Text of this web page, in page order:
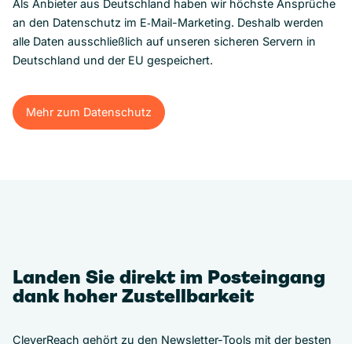
Als Anbieter aus Deutschland haben wir höchste Ansprüche
an den Datenschutz im E‑Mail-Marketing. Deshalb werden
alle Daten ausschließlich auf unseren sicheren Servern in
Deutschland und der EU gespeichert.
Mehr zum Datenschutz
Mehr zum Datenschutz
Landen Sie direkt im Posteingang
dank hoher Zustellbarkeit
CleverReach gehört zu den Newsletter-Tools mit der besten